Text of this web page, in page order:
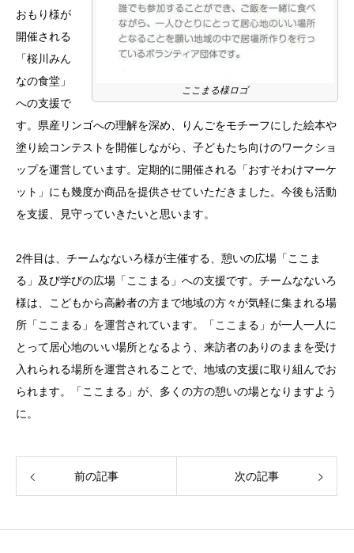
ここまる様ロゴ
おもり様が
開催される
「桜川みん
なの食堂」
への支援で
す。県産リンゴへの理解を深め、りんごをモチーフにした絵本や
塗り絵コンテストを開催しながら、子どもたち向けのワークショ
ップを運営しています。定期的に開催される「おすそわけマーケ
ット」にも幾度か商品を提供させていただきました。今後も活動
を支援、見守っていきたいと思います。
2件目は、チームなないろ様が主催する、憩いの広場「ここま
る」及び学びの広場「ここまる」への支援です。チームなないろ
様は、こどもから高齢者の方まで地域の方々が気軽に集まれる場
所「ここまる」を運営されています。「ここまる」が一人一人に
とって居心地のいい場所となるよう、来訪者のありのままを受け
入れられる場所を運営されることで、地域の支援に取り組んでお
られます。「ここまる」が、多くの方の憩いの場となりますよう
に。
前の記事 次の記事